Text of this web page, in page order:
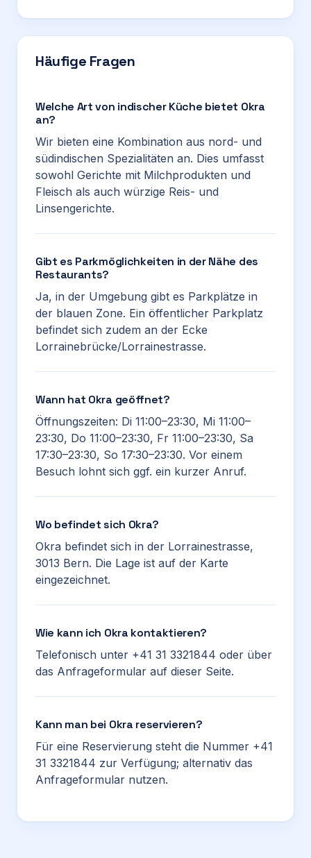
Häufige Fragen
Welche Art von indischer Küche bietet Okra
an?
Wir bieten eine Kombination aus nord- und
südindischen Spezialitäten an. Dies umfasst
sowohl Gerichte mit Milchprodukten und
Fleisch als auch würzige Reis- und
Linsengerichte.
Gibt es Parkmöglichkeiten in der Nähe des
Restaurants?
Ja, in der Umgebung gibt es Parkplätze in
der blauen Zone. Ein öffentlicher Parkplatz
befindet sich zudem an der Ecke
Lorrainebrücke/Lorrainestrasse.
Wann hat Okra geöffnet?
Öffnungszeiten: Di 11:00–23:30, Mi 11:00–
23:30, Do 11:00–23:30, Fr 11:00–23:30, Sa
17:30–23:30, So 17:30–23:30. Vor einem
Besuch lohnt sich ggf. ein kurzer Anruf.
Wo befindet sich Okra?
Okra befindet sich in der Lorrainestrasse,
3013 Bern. Die Lage ist auf der Karte
eingezeichnet.
Wie kann ich Okra kontaktieren?
Telefonisch unter +41 31 3321844 oder über
das Anfrageformular auf dieser Seite.
Kann man bei Okra reservieren?
Für eine Reservierung steht die Nummer +41
31 3321844 zur Verfügung; alternativ das
Anfrageformular nutzen.